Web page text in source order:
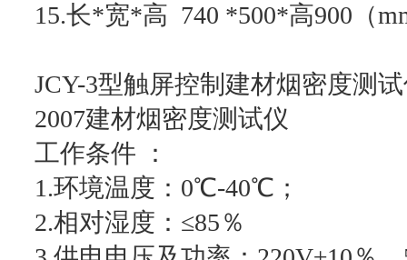
15.长*宽*高 740 *500*高900（
JCY-3型触屏控制建材烟密度测
2007建材烟密度测试仪
工作条件 ：
1.环境温度：0℃-40℃；
2.相对湿度：≤85％